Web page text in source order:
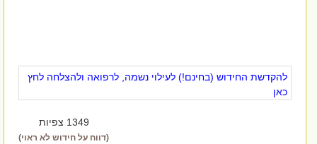
להקדשת החידוש (בחינם!) לעילוי נשמה, לרפואה ולהצלחה לחץ
1349 צפיות
(דווח על חידוש לא ראוי)